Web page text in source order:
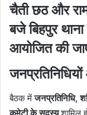
चैती छठ और
बजे बिहपुर
आयोजित की
बैठक मेंजनप्रतिनिधि,